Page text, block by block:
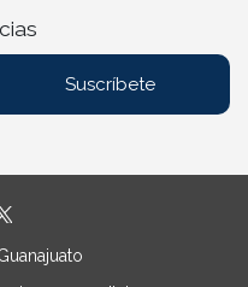
Suscríbete